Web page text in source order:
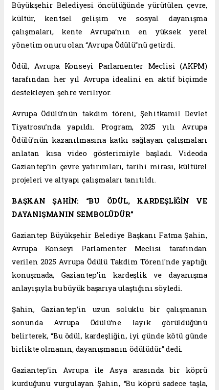
Büyükşehir Belediyesi öncülüğünde yürütülen çevre,
kültür, kentsel gelişim ve sosyal dayanışma
çalışmaları, kente Avrupa’nın en yüksek yerel
yönetim onuru olan “Avrupa Ödülü”nü getirdi.
Ödül, Avrupa Konseyi Parlamenter Meclisi (AKPM)
tarafından her yıl Avrupa idealini en aktif biçimde
destekleyen şehre veriliyor.
Avrupa Ödülü’nün takdim töreni, Şehitkamil Devlet
Tiyatrosu’nda yapıldı. Program, 2025 yılı Avrupa
Ödülü’nün kazanılmasına katkı sağlayan çalışmaları
anlatan kısa video gösterimiyle başladı. Videoda
Gaziantep’in çevre yatırımları, tarihi mirası, kültürel
projeleri ve altyapı çalışmaları tanıtıldı.
BAŞKAN ŞAHİN: “BU ÖDÜL, KARDEŞLİĞİN VE
DAYANIŞMANIN SEMBOLÜDÜR”
Gaziantep Büyükşehir Belediye Başkanı Fatma Şahin,
Avrupa Konseyi Parlamenter Meclisi tarafından
verilen 2025 Avrupa Ödülü Takdim Töreni'nde yaptığı
konuşmada, Gaziantep’in kardeşlik ve dayanışma
anlayışıyla bu büyük başarıya ulaştığını söyledi.
Şahin, Gaziantep’in uzun soluklu bir çalışmanın
sonunda Avrupa Ödülü’ne layık görüldüğünü
belirterek, “Bu ödül, kardeşliğin, iyi günde kötü günde
birlikte olmanın, dayanışmanın ödülüdür” dedi.
Gaziantep’in Avrupa ile Asya arasında bir köprü
kurduğunu vurgulayan Şahin, “Bu köprü sadece taşla,